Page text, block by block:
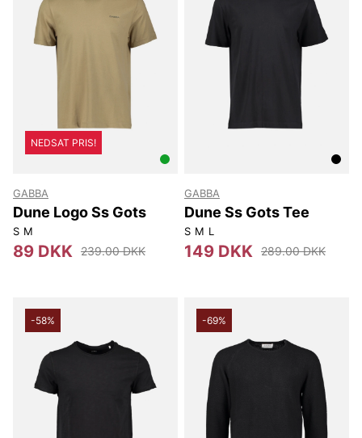
NEDSAT PRIS!
GABBA
Dune Logo Ss Gots
S M
89 DKK 239.00 DKK
GABBA
Dune Ss Gots Tee
S M L
149 DKK 289.00 DKK
-58% -69%